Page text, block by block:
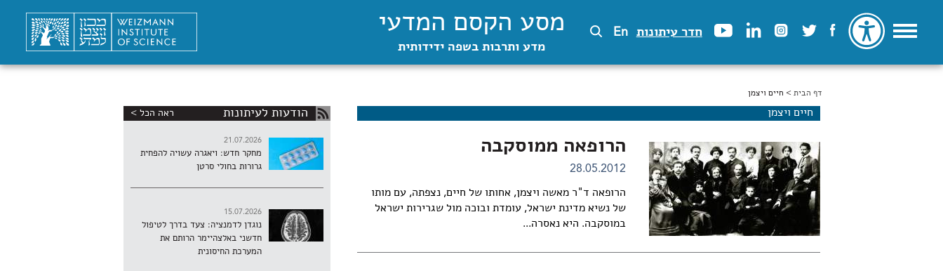
חדר עיתונות En מסע הקסם המדעי
מדע ותרבות בשפה ידידותית
הינך נמצא כאן
דף הבית > חיים ויצמן
חיים ויצמן
הרופאה ממוסקבה
28.05.2012
הרופאה ד"ר מאשה ויצמן, אחותו של חיים, נצפתה, עם מותו
של נשיא מדינת ישראל, עומדת ובוכה מול שגרירות ישראל
במוסקבה. היא נאסרה...
הודעות לעיתונות ראה הכל >
21.07.2026
מחקר חדש: ויאגרה עשויה להפחית
גרורות בחולי סרטן
15.07.2026
נוגדן לדמנציה: צעד בדרך לטיפול
חדשני באלצהיימר הרותם את
המערכת החיסונית